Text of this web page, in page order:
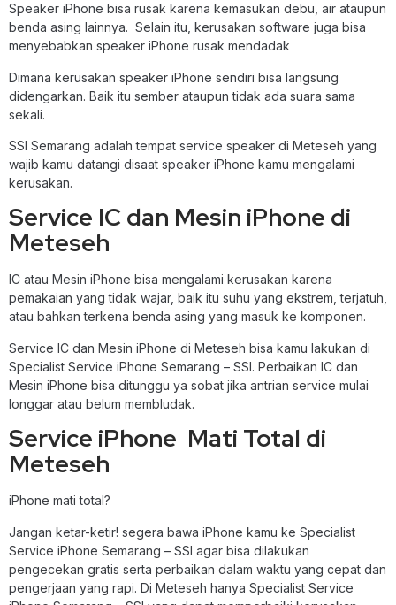
Speaker iPhone bisa rusak karena kemasukan debu, air ataupun
benda asing lainnya. Selain itu, kerusakan software juga bisa
menyebabkan speaker iPhone rusak mendadak
Dimana kerusakan speaker iPhone sendiri bisa langsung
didengarkan. Baik itu sember ataupun tidak ada suara sama
sekali.
SSI Semarang adalah tempat service speaker di Meteseh yang
wajib kamu datangi disaat speaker iPhone kamu mengalami
kerusakan.
Service IC dan Mesin iPhone di
Meteseh
IC atau Mesin iPhone bisa mengalami kerusakan karena
pemakaian yang tidak wajar, baik itu suhu yang ekstrem, terjatuh,
atau bahkan terkena benda asing yang masuk ke komponen.
Service IC dan Mesin iPhone di Meteseh bisa kamu lakukan di
Specialist Service iPhone Semarang – SSI. Perbaikan IC dan
Mesin iPhone bisa ditunggu ya sobat jika antrian service mulai
longgar atau belum membludak.
Service iPhone Mati Total di
Meteseh
iPhone mati total?
Jangan ketar-ketir! segera bawa iPhone kamu ke Specialist
Service iPhone Semarang – SSI agar bisa dilakukan
pengecekan gratis serta perbaikan dalam waktu yang cepat dan
pengerjaan yang rapi. Di Meteseh hanya Specialist Service